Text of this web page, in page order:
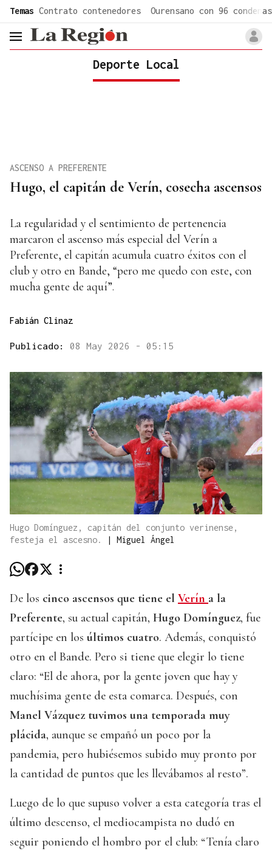
Temas Contrato contenedores Ourensano con 96 condenas
header.menu.open
Deporte Local
Hugo, el capitán de Verín, cosecha ascensos
ASCENSO A PREFERENTE
La regularidad y el sentimiento de pertenencia
marcaron el ascenso más especial del Verín a
Preferente, el capitán acumula cuatro éxitos con el
club y otro en Bande, “pero me quedo con este, con
mucha gente de aquí”.
Fabián Clinaz
Publicado: 08 May 2026 - 05:15
Hugo Domínguez, capitán del conjunto verinense,
festeja el ascesno.
| Miguel Ángel
De los cinco ascensos que tiene el Verín a la
Preferente, su actual capitán, Hugo Domínguez, fue
partícipe en los últimos cuatro. Además, conquistó
otro en el Bande. Pero si tiene que elegir lo tiene
claro: “El de ahora, por la gente joven que hay y
muchísima gente de esta comarca. Después, con
Manel Vázquez tuvimos una temporada muy
plácida, aunque se empañó un poco por la
pandemia, pero hubiésemos subido muy pronto por
la cantidad de puntos que les llevábamos al resto”.
Luego de lo que supuso volver a esta categoría tras el
último descenso, el mediocampista no dudó en
seguir poniendo el hombro por el club: “Tenía claro